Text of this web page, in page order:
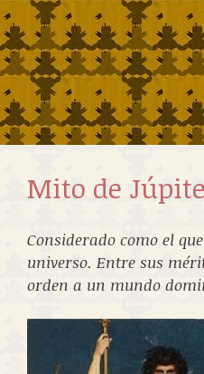
Mito de
Considerado como el
universo. Entre sus
orden a un mundo